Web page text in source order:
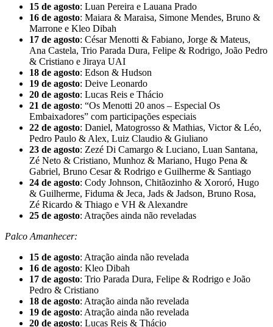
15 de agosto: Luan Pereira e Lauana Prado
16 de agosto: Maiara & Maraisa, Simone Mendes, Bruno &
Marrone e Kleo Dibah
17 de agosto: César Menotti & Fabiano, Jorge & Mateus,
Ana Castela, Trio Parada Dura, Felipe & Rodrigo, João Pedro
& Cristiano e Jiraya UAI
18 de agosto: Edson & Hudson
19 de agosto: Deive Leonardo
20 de agosto: Lucas Reis e Thácio
21 de agosto: “Os Menotti 20 anos – Especial Os
Embaixadores” com participações especiais
22 de agosto: Daniel, Matogrosso & Mathias, Victor & Léo,
Pedro Paulo & Alex, Luiz Claudio & Giuliano
23 de agosto: Zezé Di Camargo & Luciano, Luan Santana,
Zé Neto & Cristiano, Munhoz & Mariano, Hugo Pena &
Gabriel, Bruno Cesar & Rodrigo e Guilherme & Santiago
24 de agosto: Cody Johnson, Chitãozinho & Xororó, Hugo
& Guilherme, Fiduma & Jeca, Jads & Jadson, Bruno Rosa,
Zé Ricardo & Thiago e VH & Alexandre
25 de agosto: Atrações ainda não reveladas
Palco Amanhecer:
15 de agosto: Atração ainda não revelada
16 de agosto: Kleo Dibah
17 de agosto: Trio Parada Dura, Felipe & Rodrigo e João
Pedro & Cristiano
18 de agosto: Atração ainda não revelada
19 de agosto: Atração ainda não revelada
20 de agosto: Lucas Reis & Thácio